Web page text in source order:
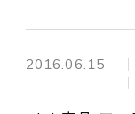
2016.06.15